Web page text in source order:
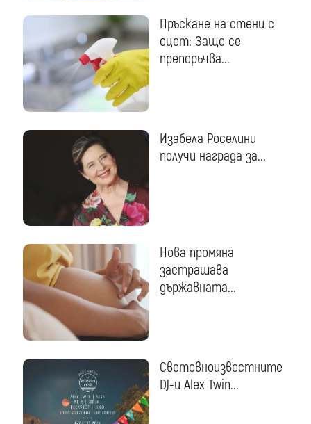
Пръскане на стени с
оцет: Защо се
препоръчва...
Изабела Роселини
получи награда за...
Нова промяна
застрашава
държавната...
Световноизвестните
DJ-и Alex Twin...